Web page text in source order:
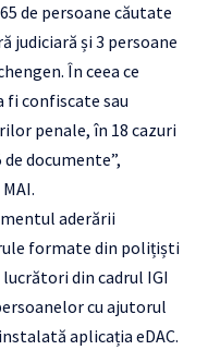
de persoane căutate
judiciară și 3 persoane
În ceea ce
confiscate sau
penale, în 18 cazuri
documente”,
aderării
formate din polițiști
din cadrul IGI
cu ajutorul
aplicația eDAC.